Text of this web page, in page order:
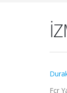
Fcr